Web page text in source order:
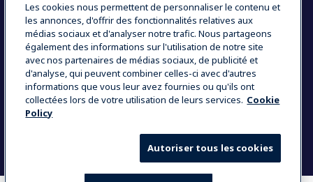
COUNTRY AND LANGUAGE
VOTRE SÉLECTION : BELGIQUE
Data Privacy Statement
Cookie Policy
Conditions générales de vente
Les cookies nous permettent de personnaliser le contenu et
les annonces, d'offrir des fonctionnalités relatives aux
médias sociaux et d'analyser notre trafic. Nous partageons
également des informations sur l'utilisation de notre site
avec nos partenaires de médias sociaux, de publicité et
d'analyse, qui peuvent combiner celles-ci avec d'autres
informations que vous leur avez fournies ou qu'ils ont
collectées lors de votre utilisation de leurs services. Cookie
Policy
Autoriser tous les cookies